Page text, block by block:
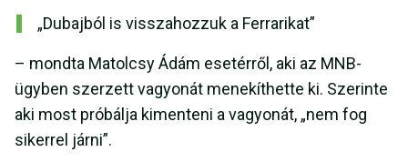
„Dubajból is visszahozzuk a Ferrarikat”
– mondta Matolcsy Ádám esetérről, aki az MNB-
ügyben szerzett vagyonát menekíthette ki. Szerinte
aki most próbálja kimenteni a vagyonát, „nem fog
sikerrel járni”.